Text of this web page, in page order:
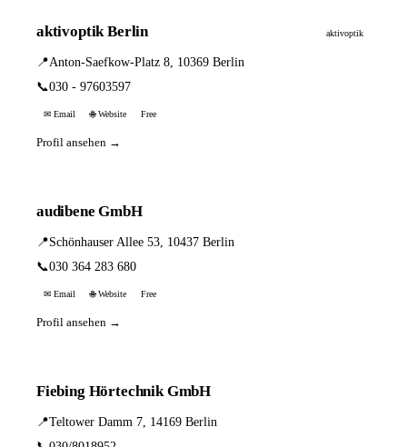
aktivoptik Berlin aktivoptik
📍Anton-Saefkow-Platz 8, 10369 Berlin
📞030 - 97603597
✉ Email 🌐 Website Free
Profil ansehen →
audibene GmbH
📍Schönhauser Allee 53, 10437 Berlin
📞030 364 283 680
✉ Email 🌐 Website Free
Profil ansehen →
Fiebing Hörtechnik GmbH
📍Teltower Damm 7, 14169 Berlin